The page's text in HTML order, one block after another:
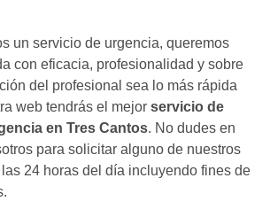
un servicio de urgencia, queremos
con eficacia, profesionalidad y sobre
del profesional sea lo más rápida
web tendrás el mejor servicio de
en Tres Cantos. No dudes en
para solicitar alguno de nuestros
24 horas del día incluyendo fines de